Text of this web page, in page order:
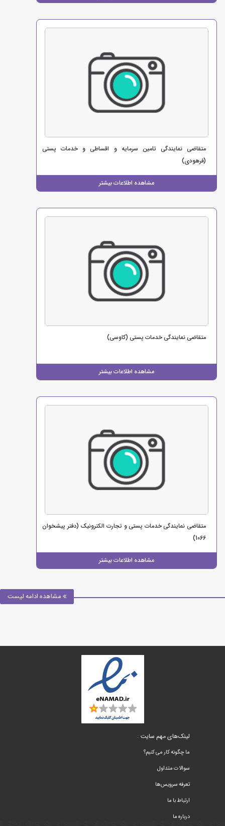
مشاهده اطلاعات بیشتر
متقاضی نمایندگی تامین سرمایه و اقساطی و خدمات پستی
(فرهودی)
مشاهده اطلاعات بیشتر
متقاضی نمایندگی خدمات پستی (کاوسی)
مشاهده اطلاعات بیشتر
متقاضی نمایندگی خدمات پستی و تجارت الکترونیک (دفتر پیشخوان
1066)
مشاهده ادامه لیست
لینک‌های مهم سایت :
ما چگونه کار می کنیم؟
سوالات متداول
تعرفه سرویس‌ها
ارتباط با ما
درباره ما